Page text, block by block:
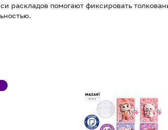
раскладов помогают фиксировать